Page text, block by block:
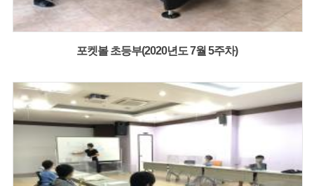
포켓볼 초등부(2020년도 7월 5주차)